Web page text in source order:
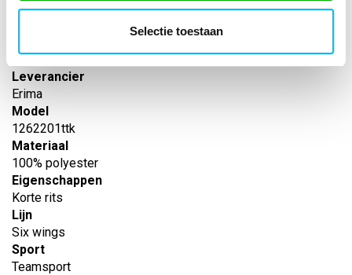
Selectie toestaan
Artikelnummer
Leverancier
Erima
Model
1262201ttk
Materiaal
100% polyester
Eigenschappen
Korte rits
Lijn
Six wings
Sport
Teamsport